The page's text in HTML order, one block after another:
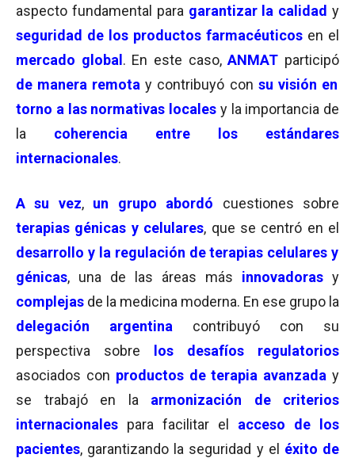
aspecto fundamental para garantizar la calidad y
seguridad de los productos farmacéuticos en el
mercado global . En este caso,ANMAT participó
de manera remota y contribuyó con su visión en
torno a las normativas locales y la importancia de
la coherencia entre los estándares
internacionales.
A su vez, un grupo abordó cuestiones sobre
terapias génicas y celulares, que se centró en el
desarrollo y la regulación de terapias celulares y
génicas, una de las áreas más innovadoras y
complejas de la medicina moderna. En ese grupo la
delegación argentina
contribuyó con su
perspectiva sobre
los desafíos regulatorios
asociados con productos de terapia avanzada y
se trabajó en la armonización de criterios
internacionales para facilitar el
acceso de los
pacientes, garantizando la seguridad y el éxito de